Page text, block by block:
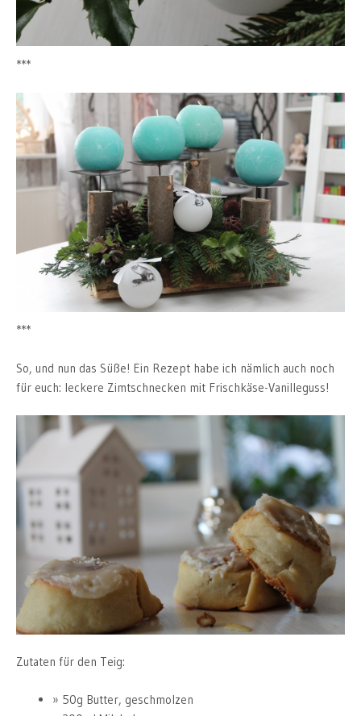
***
***
So, und nun das Süße! Ein Rezept habe ich nämlich auch noch
für euch: leckere Zimtschnecken mit Frischkäse-Vanilleguss!
Zutaten für den Teig:
50g Butter, geschmolzen